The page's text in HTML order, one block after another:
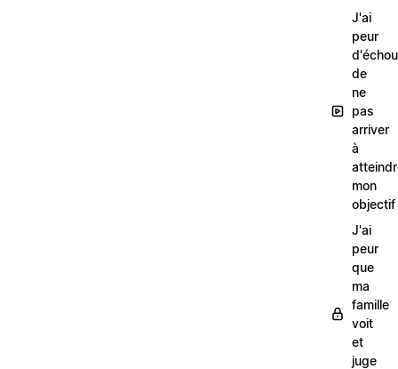
J'ai
peur
de
ne
pas
arriver
à
mon
objectif
J'ai
peur
que
ma
famille
voit
et
juge